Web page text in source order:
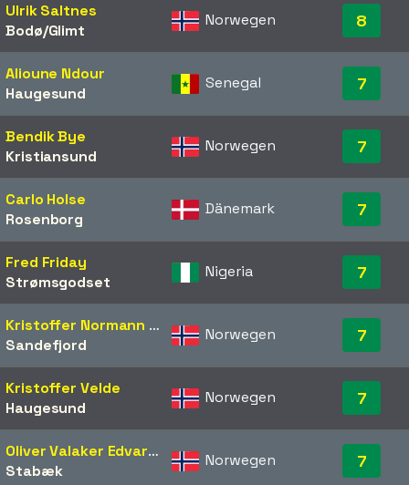
Ulrik Saltnes
Bodø/Glimt
Norwegen 8
Alioune Ndour
Haugesund
Senegal 7
Bendik Bye
Kristiansund
Norwegen 7
Carlo Holse
Rosenborg
Dänemark 7
Fred Friday
Strømsgodset
Nigeria 7
Kristoffer Normann Hansen
Sandefjord
Norwegen 7
Kristoffer Velde
Haugesund
Norwegen 7
Oliver Valaker Edvardsen
Stabæk
Norwegen 7